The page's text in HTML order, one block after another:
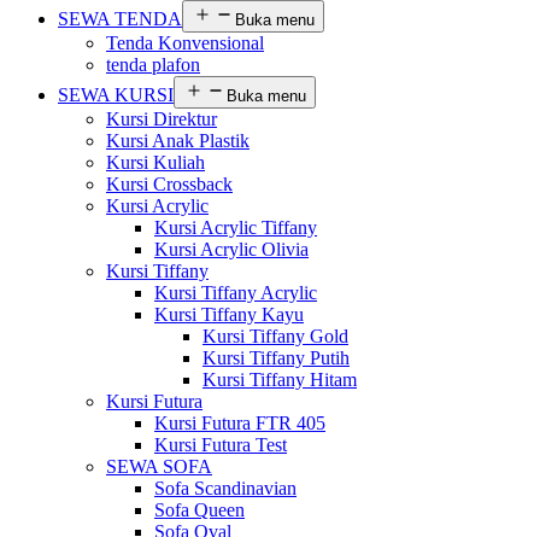
SEWA TENDA
Buka menu
Tenda Konvensional
tenda plafon
SEWA KURSI
Buka menu
Kursi Direktur
Kursi Anak Plastik
Kursi Kuliah
Kursi Crossback
Kursi Acrylic
Kursi Acrylic Tiffany
Kursi Acrylic Olivia
Kursi Tiffany
Kursi Tiffany Acrylic
Kursi Tiffany Kayu
Kursi Tiffany Gold
Kursi Tiffany Putih
Kursi Tiffany Hitam
Kursi Futura
Kursi Futura FTR 405
Kursi Futura Test
SEWA SOFA
Sofa Scandinavian
Sofa Queen
Sofa Oval